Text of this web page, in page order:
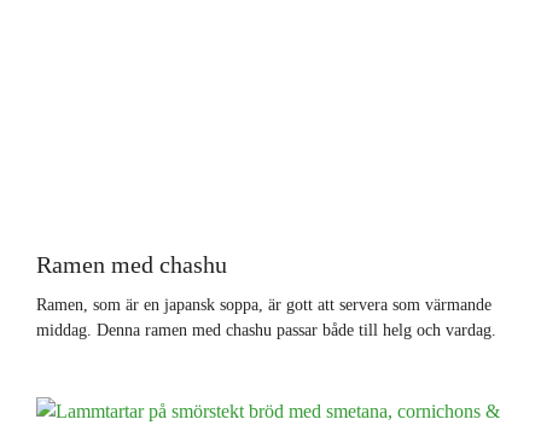
Ramen med chashu
Ramen, som är en japansk soppa, är gott att servera som värmande
middag. Denna ramen med chashu passar både till helg och vardag.